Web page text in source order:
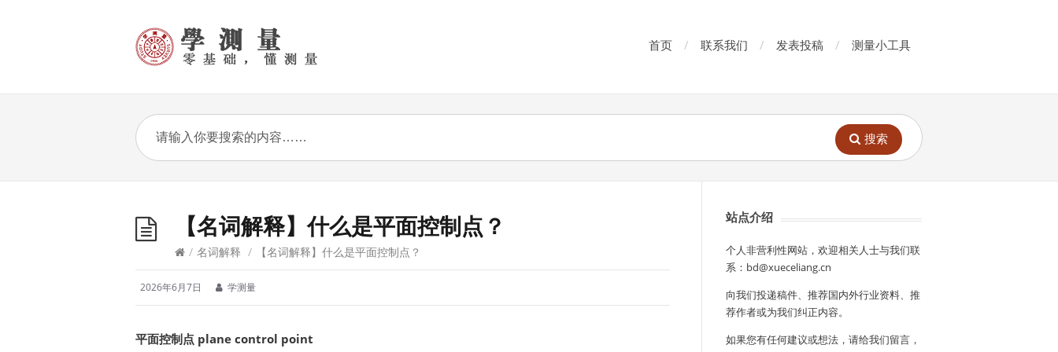
首页 联系我们 发表投稿 测量小工具
搜索
【名词解释】什么是平面控制点？
/ 名词解释 / 【名词解释】什么是平面控制点？
2026年6月7日 学测量
平面控制点 plane control point
站点介绍
个人非营利性网站，欢迎相关人士与我们联
系：bd@xueceliang.cn
向我们投递稿件、推荐国内外行业资料、推
荐作者或为我们纠正内容。
如果您有任何建议或想法，请给我们留言，